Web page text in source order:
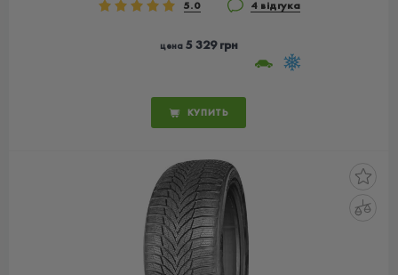
5.0 4 відгука
цена5 329 грн
КУПИТЬ